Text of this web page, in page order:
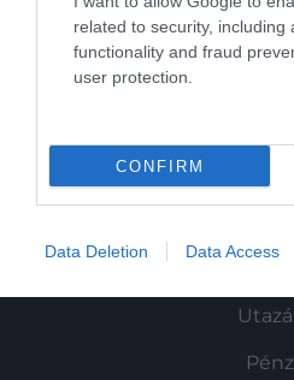
related to security, including
functionality and fraud
user protection.
CONFIRM
Data Deletion Data Access
Művelődj, szórakozz,
és ismerd meg a Hamu
Pénz